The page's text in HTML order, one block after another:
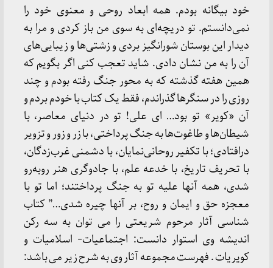
خود بیگانه بودم. همه ابعاد روحی و معنوی خود را
نمی‌دانستم. تو دریچه‌ای به سوی من باز کردی و مرا به
دیدار این بوستان شورانگیز بردی و زشتی‌ها و زیبایی‌های
آن را به من نشان دادی. شاید تعجب کنی اگر بگویم که
همین هفته گذشته که به محور جنگ رفته بودم و چند
روزی را در سنگرها گذراندم، فقط یک کتاب با خودم بردم و
آن «کویر» تو بود… ‌ای علی! تو در دنیای معاصر، با
شیطان‌ها و طاغوت‌ها به جنگ پرداختی، با زر و زور و تزویر
درافتادی؛ با تکفیر روحانی‌نمایان، با دشمنی غرب‌زدگان،
با تحریف تاریخ، با خدعه علم، با جادوگری هنر روبه‌رو
شدی، همه آنها علیه تو به جنگ پرداختند؛ اما تو با
معجزه حق و ایمان و روح، بر آنها چیره شدی…” کتاب
شناسی آثار مرحوم شریعتی را می توان به سه رکن
اندیشه وی استوار دانست: اجتماعیات- اسلامیات و
کویریات . فهرست مجموعه آثار وی به شرح زیر می باشد: